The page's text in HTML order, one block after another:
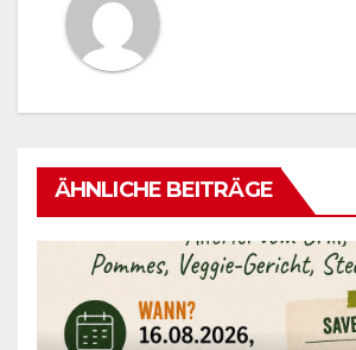
ÄHNLICHE BEITRÄGE